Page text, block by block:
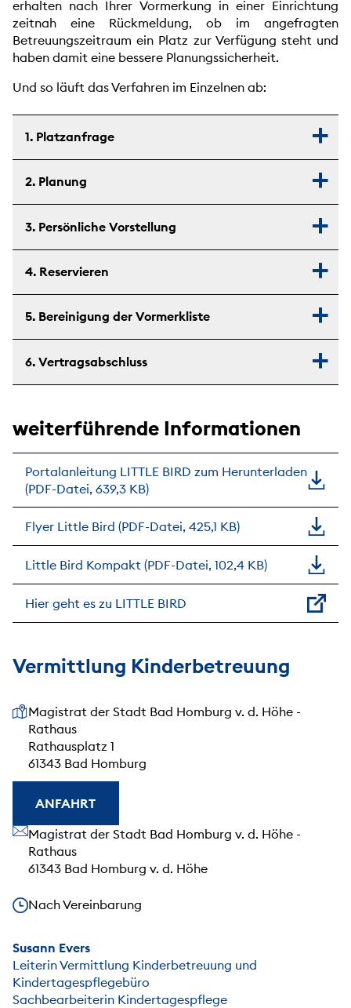
erhalten nach Ihrer Vormerkung in einer Einrichtung
zeitnah eine Rückmeldung, ob im angefragten
Betreuungszeitraum ein Platz zur Verfügung steht und
haben damit eine bessere Planungssicherheit.
Und so läuft das Verfahren im Einzelnen ab:
1. Platzanfrage
2. Planung
3. Persönliche Vorstellung
4. Reservieren
5. Bereinigung der Vormerkliste
6. Vertragsabschluss
weiterführende Informationen
Portalanleitung LITTLE BIRD zum Herunterladen
(PDF-Datei, 639,3 KB)
Flyer Little Bird (PDF-Datei, 425,1 KB)
Little Bird Kompakt (PDF-Datei, 102,4 KB)
Hier geht es zu LITTLE BIRD
Vermittlung Kinderbetreuung
Unsere Anschrift
Magistrat der Stadt Bad Homburg v. d. Höhe -
Rathaus
Rathausplatz 1
61343 Bad Homburg
ANFAHRT
Unsere Anschrift
Magistrat der Stadt Bad Homburg v. d. Höhe -
Rathaus
61343 Bad Homburg v. d. Höhe
Unsere Öffnungszeiten
Nach Vereinbarung
Susann Evers
Leiterin Vermittlung Kinderbetreuung und
Kindertagespflegebüro
Sachbearbeiterin Kindertagespflege